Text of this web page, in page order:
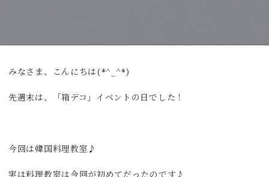
みなさま、こんにちは(*^_^*)
先週末は、「箱デコ」イベントの日でした！
今回は韓国料理教室♪